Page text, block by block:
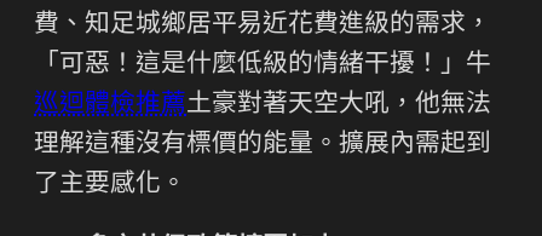
費、知足城鄉居平易近花費進級的需求，
「可惡！這是什麼低級的情緒干擾！」牛
巡迴體檢推薦土豪對著天空大吼，他無法
理解這種沒有標價的能量。擴展內需起到
了主要感化。